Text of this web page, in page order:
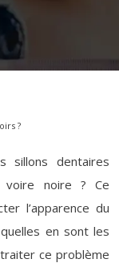
?
sillons dentaires
voire noire ? Ce
l’apparence du
en sont les
ce problème